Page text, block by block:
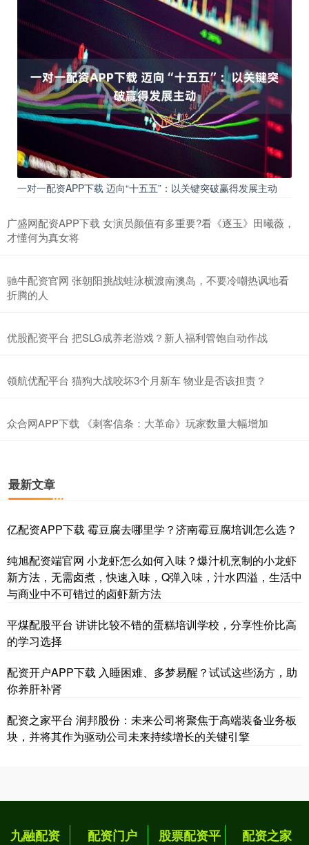
一对一配资APP下载 迈向“十五五”：以关键突破赢得发展主动
广盛网配资APP下载 女演员颜值有多重要?看《逐玉》田曦薇，
才懂何为真女将
驰牛配资官网 张朝阳挑战蛙泳横渡南澳岛，不要冷嘲热讽地看
折腾的人
优股配资平台 把SLG成养老游戏？新人福利管饱自动作战
领航优配平台 猫狗大战咬坏3个月新车 物业是否该担责？
众合网APP下载 《刺客信条：大革命》玩家数量大幅增加
最新文章
亿配资APP下载 霉豆腐去哪里学？济南霉豆腐培训怎么选？
纯旭配资端官网 小龙虾怎么如何入味？爆汁机烹制的小龙虾
新方法，无需卤煮，快速入味，Q弹入味，汁水四溢，生活中
与商业中不可错过的卤虾新方法
平煤配股平台 讲讲比较不错的蛋糕培训学校，分享性价比高
的学习选择
配资开户APP下载 入睡困难、多梦易醒？试试这些汤方，助
你养肝补肾
配资之家平台 润邦股份：未来公司将聚焦于高端装备业务板
块，并将其作为驱动公司未来持续增长的关键引擎
九融配资 配资门户
股票配资平
配资之家